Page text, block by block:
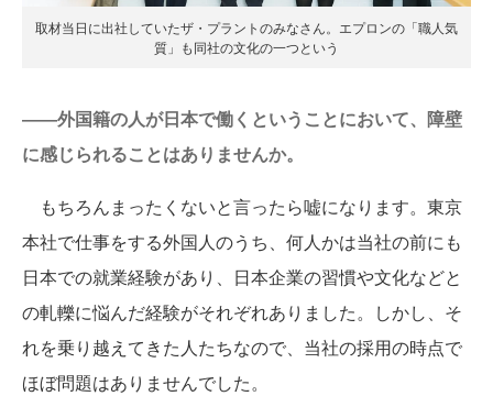
取材当日に出社していたザ・プラントのみなさん。エプロンの「職人気
質」も同社の文化の一つという
――外国籍の人が日本で働くということにおいて、障壁
に感じられることはありませんか。
もちろんまったくないと言ったら嘘になります。東京
本社で仕事をする外国人のうち、何人かは当社の前にも
日本での就業経験があり、日本企業の習慣や文化などと
の軋轢に悩んだ経験がそれぞれありました。しかし、そ
れを乗り越えてきた人たちなので、当社の採用の時点で
ほぼ問題はありませんでした。